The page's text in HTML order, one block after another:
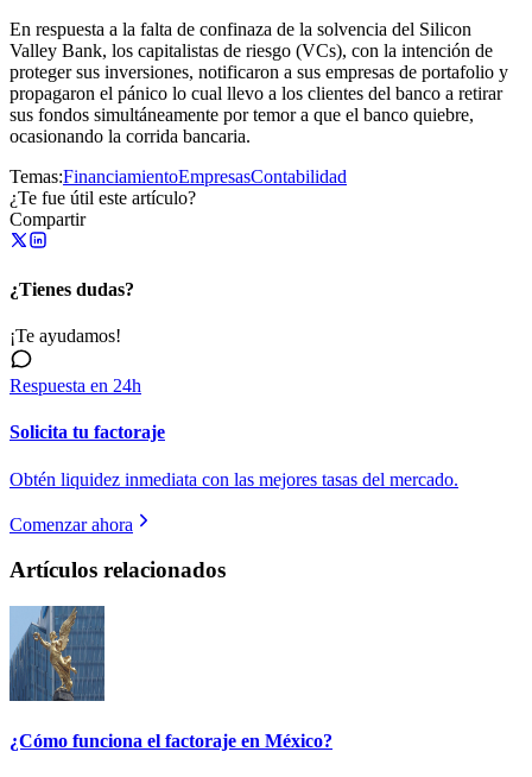
En respuesta a la falta de confinaza de la solvencia del Silicon
Valley Bank, los capitalistas de riesgo (VCs), con la intención de
proteger sus inversiones, notificaron a sus empresas de portafolio y
propagaron el pánico lo cual llevo a los clientes del banco a retirar
sus fondos simultáneamente por temor a que el banco quiebre,
ocasionando la corrida bancaria.
Temas:FinanciamientoEmpresasContabilidad
¿Te fue útil este artículo?
Compartir
¿Tienes dudas?
¡Te ayudamos!
Respuesta en 24h
Solicita tu factoraje
Obtén liquidez inmediata con las mejores tasas del mercado.
Comenzar ahora
Artículos relacionados
¿Cómo funciona el factoraje en México?